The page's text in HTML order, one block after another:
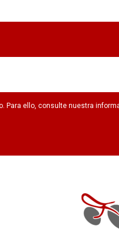
Para ello, consulte nuestra